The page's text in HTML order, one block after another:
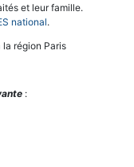
et leur famille.
national.
la région Paris
: